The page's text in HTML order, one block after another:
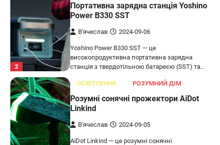
2
Портативна зарядна станція Yoshino
Power B330 SST
В'ячеслав 2024-09-06
Yoshino Power B330 SST — це
високопродуктивна портативна зарядна
станція з твердотільною батареєю (SST) та…
ОСВІТЛЕННЯ РОЗУМНИЙ ДІМ
Розумні сонячні прожектори AiDot
Linkind
В'ячеслав 2024-09-05
AiDot Linkind — це розумні сонячні